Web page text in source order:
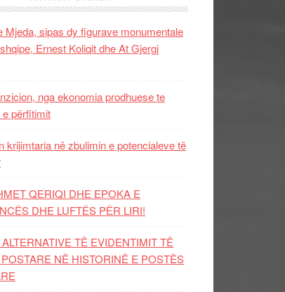
Mjeda, sipas dy figurave monumentale
Ernest Koliqit dhe At Gjergj
nga ekonomia prodhuese te
përfitimit
krijimtaria në zbulimin e potencialeve të
QERIQI DHE EPOKA E
DHE LUFTЁS PЁR LIRI!
TË EVIDENTIMIT TË
NË HISTORINË E POSTËS